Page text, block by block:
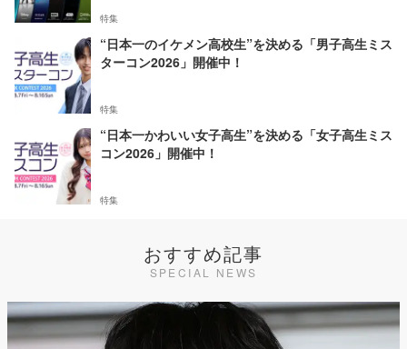
特集
“日本一のイケメン高校生”を決める「男子高生ミス
ターコン2026」開催中！
特集
“日本一かわいい女子高生”を決める「女子高生ミス
コン2026」開催中！
特集
おすすめ記事
SPECIAL NEWS